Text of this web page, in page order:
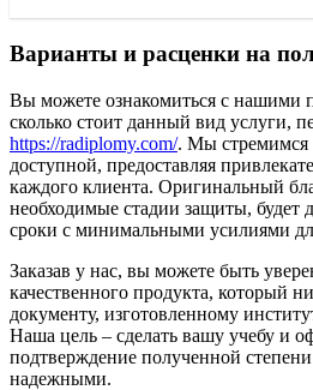
Варианты и расценки на
Вы можете ознакомиться с нашими
сколько стоит данный вид услуги,
https://radiplomy.com/. Мы стремимся
доступной, предоставляя
каждого клиента. Оригинальный
необходимые стадии защиты, будет
сроки с минимальными усилиями
Заказав у нас, вы можете быть
качественного продукта, который
документу, изготовленному
Наша цель – сделать вашу учебу и
подтверждение полученной
надежными.